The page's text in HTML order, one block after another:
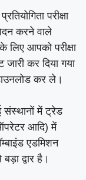
परीक्षा
करने वाले
लिए आपको परीक्षा
कर दिया गया
कर ले।
संस्थानों में ट्रेड
आदि) में
एडमिशन
द्वार है।